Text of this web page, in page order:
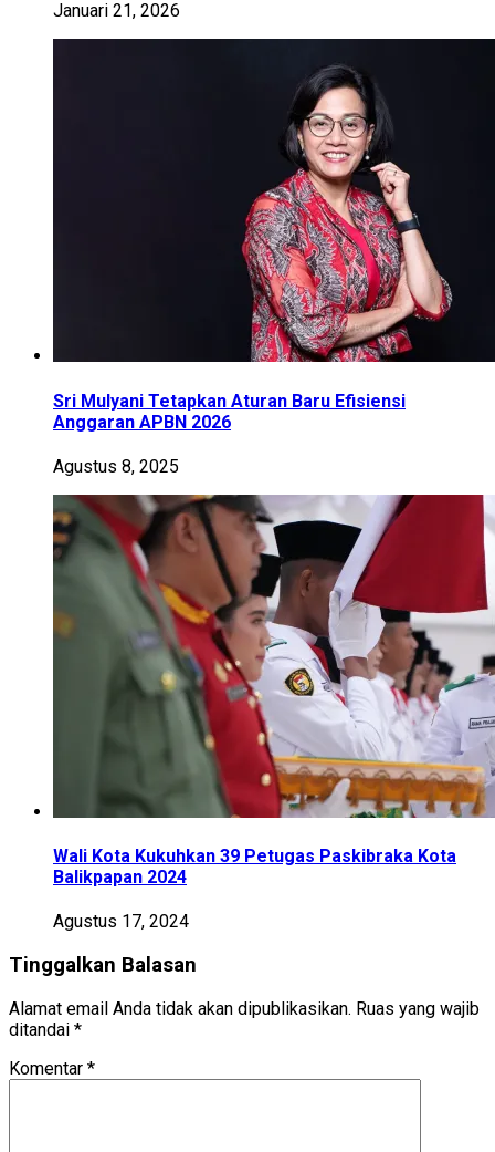
Januari 21, 2026
Sri Mulyani Tetapkan Aturan Baru Efisiensi
Anggaran APBN 2026
Agustus 8, 2025
Wali Kota Kukuhkan 39 Petugas Paskibraka Kota
Balikpapan 2024
Agustus 17, 2024
Tinggalkan Balasan
Alamat email Anda tidak akan dipublikasikan. Ruas yang wajib
ditandai *
Komentar *